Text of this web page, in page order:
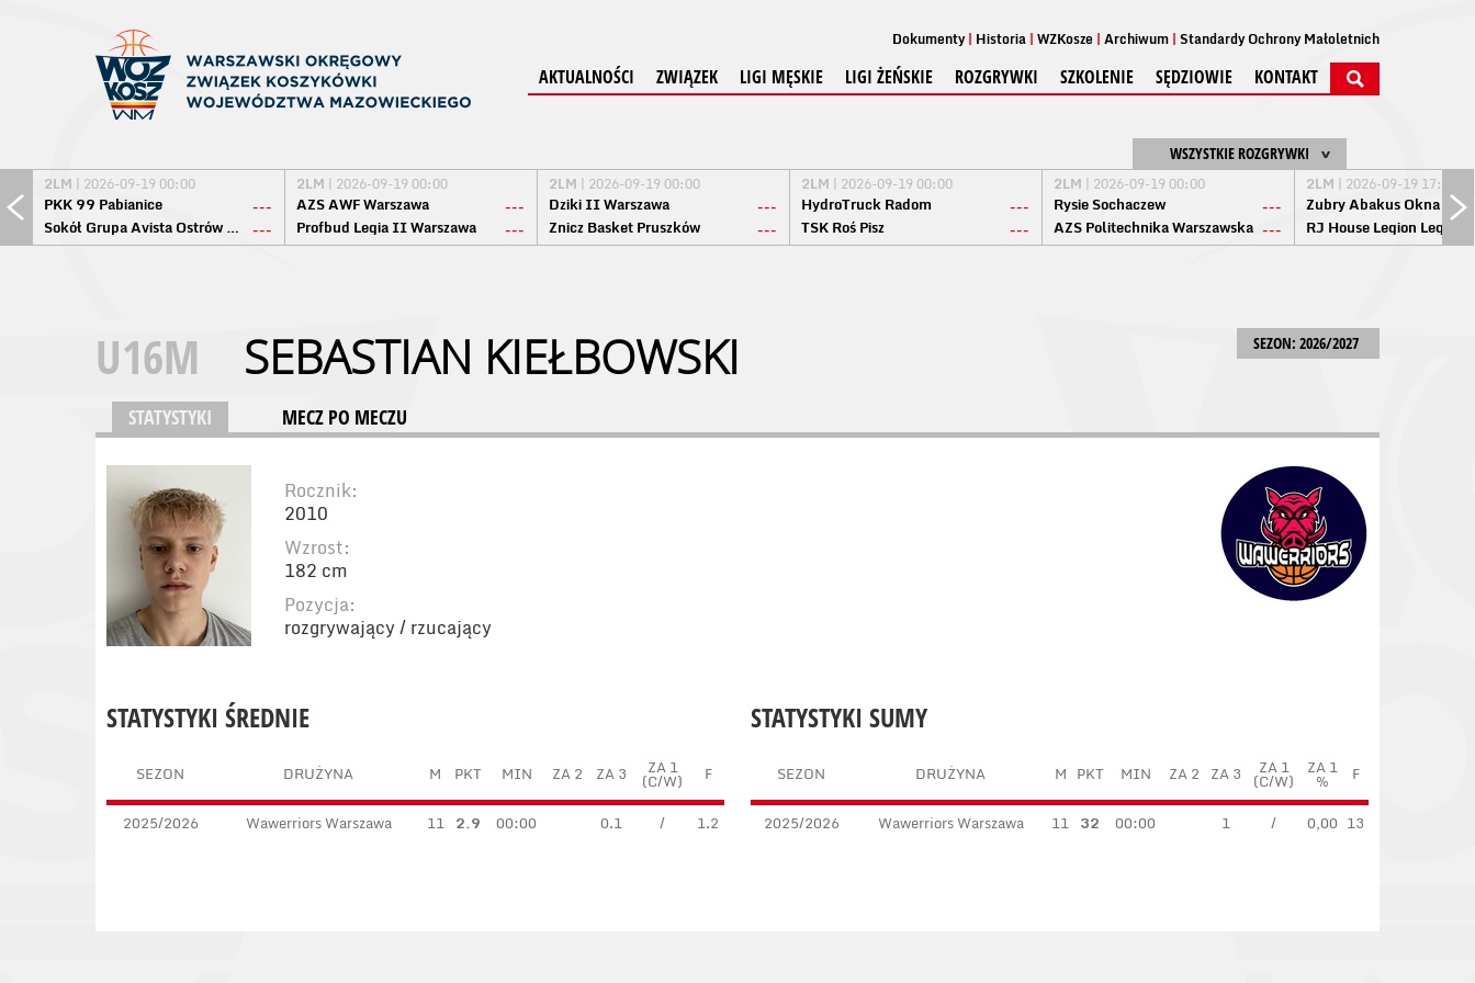
Dokumenty Historia WZKosze Archiwum Standardy Ochrony Małoletnich
AKTUALNOŚCI ZWIĄZEK LIGI MĘSKIE LIGI ŻEŃSKIE ROZGRYWKI SZKOLENIE SĘDZIOWIE KONTAKT
WSZYSTKIE ROZGRYWKI
2LM | 2026-09-19 00:00
PKK 99 Pabianice
---
Sokół Grupa Avista Ostrów Maz. ---
2LM | 2026-09-19 00:00
AZS AWF Warszawa
---
Profbud Legia II Warszawa
---
2LM | 2026-09-19 00:00
Dziki II Warszawa
---
Znicz Basket Pruszków
---
2LM | 2026-09-19 00:00
HydroTruck Radom
---
TSK Roś Pisz
---
2LM | 2026-09-19 00:00
Rysie Sochaczew
---
AZS Politechnika Warszawska ---
2LM | 2026-09-19 17:00
Żubry Abakus Okna
RJ House Legion
SEZON: 2026/2027
U16M SEBASTIAN KIEŁBOWSKI
STATYSTYKI MECZ PO MECZU
Rocznik:
2010
Wzrost:
182 cm
Pozycja:
rozgrywający / rzucający
STATYSTYKI SUMY
SEZON DRUŻYNA M PKT MIN ZA 2 ZA 3 ZA 1
(C/W)
ZA 1
% F
2025/2026 Wawerriors Warszawa 11 32 00:00 1 / 0,00 13
STATYSTYKI ŚREDNIE
SEZON DRUŻYNA M PKT MIN ZA 2 ZA 3 ZA 1
(C/W) F
2025/2026 Wawerriors Warszawa 11 2.9 00:00 0.1 / 1.2